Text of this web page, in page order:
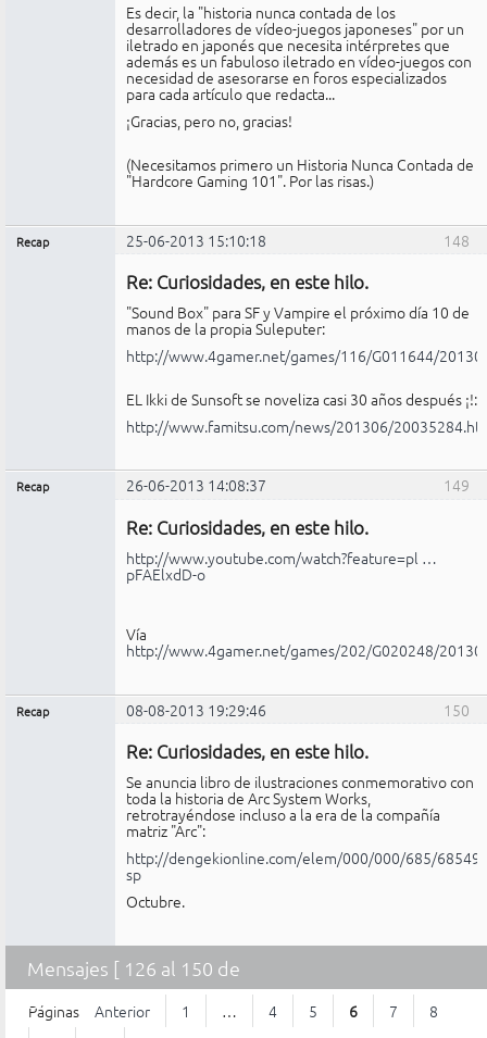
Es decir, la "historia nunca contada de los
desarrolladores de vídeo-juegos japoneses" por un
iletrado en japonés que necesita intérpretes que
además es un fabuloso iletrado en vídeo-juegos con
necesidad de asesorarse en foros especializados
para cada artículo que redacta...
¡Gracias, pero no, gracias!
(Necesitamos primero un Historia Nunca Contada de
"Hardcore Gaming 101". Por las risas.)
148
Recap 25-06-2013 15:10:18
Re: Curiosidades, en este hilo.
"Sound Box" para SF y Vampire el próximo día 10 de
manos de la propia Suleputer:
http://www.4gamer.net/games/116/G011644/
EL Ikki de Sunsoft se noveliza casi 30 años después ¡!:
http://www.famitsu.com/news/201306/
149
Recap 26-06-2013 14:08:37
Re: Curiosidades, en este hilo.
http://www.youtube.com/watch?feature=pl …
pFAElxdD-o
Vía
http://www.4gamer.net/games/202/G020248/
150
Recap 08-08-2013 19:29:46
Re: Curiosidades, en este hilo.
Se anuncia libro de ilustraciones conmemorativo con
toda la historia de Arc System Works,
retrotrayéndose incluso a la era de la compañía
matriz "Arc":
http://dengekionline.com/elem/000/000/685/
sp
Octubre.
Mensajes [ 126 al 150 de
2.203 ]
Páginas Anterior 1 … 4 5 6 7
8